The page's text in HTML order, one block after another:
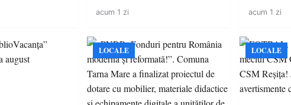
energie electrică a fabricilor de
accesul pacienților la
medicamente esențiale
acum 1 zi acum 1 zi
LOCALE LOCALE